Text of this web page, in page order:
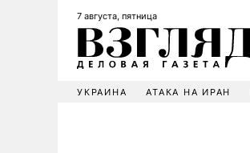
7 августа, пятница
УКРАИНА АТАКА НА ИРАН